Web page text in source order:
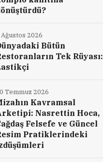
Bütün
Tek Rüyası:
Ağustos 2026
Kavramsal
Nasrettin Hoca,
Felsefe ve Güncel
Pratiklerindeki
Temmuz 2026